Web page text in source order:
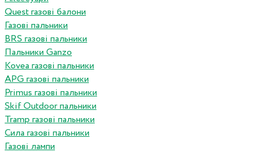
Quest газові балони
Газові пальники
BRS газові пальники
Пальники Ganzo
Kovea газові пальники
APG газові пальники
Primus газові пальники
Skif Outdoor пальники
Tramp газові пальники
Сила газові пальники
Газові лампи